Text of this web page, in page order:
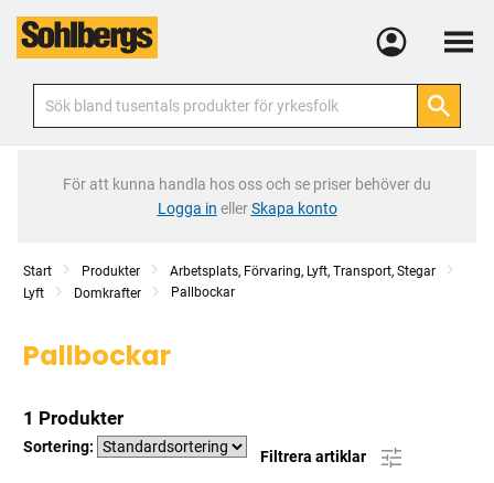
Meny
För att kunna handla hos oss och se priser behöver du
Logga in ellerSkapa konto
Start Produkter
Arbetsplats, Förvaring, Lyft, Transport, Stegar
Lyft
Domkrafter Pallbockar
Pallbockar
1 Produkter
Sortering:
Filtrera artiklar